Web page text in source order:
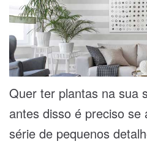
Quer ter plantas na sua
antes disso é preciso
série de pequenos